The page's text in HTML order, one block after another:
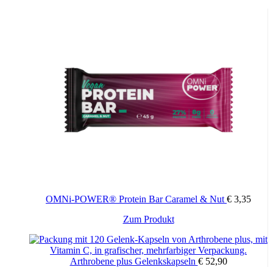
10 Tage je 3 x 1 Ampulle, danach 5 Tage je 2 x 1 Ampulle
(das entspricht einem Umfang von 2 Packungen zu je 20 Ampullen)
Eine Wiederholung des Regenerationsprogramms empfehlen wir
nach frühestens 8 Wochen.
Schwerwiegendere Nebenwirkungen treten selten auf und können
Wie schmeckt Zentinor?
OMNi-POWER® Protein Bar Caramel & Nut € 3,35
Zum Produkt
Arthrobene plus Gelenkskapseln €52,90